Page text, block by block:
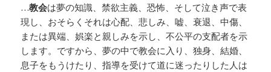
…教会は夢の知識、禁欲主義、恐怖、そして泣き声で表
現し、おそらくそれは心配、悲しみ、嘘、衰退、中傷、
または異端、娯楽と親しみを示し、不公平の支配者を示
します。ですから、夢の中で教会に入り、独身、結婚、
息子をもうけたり、指導を受けて道に迷ったりした人は